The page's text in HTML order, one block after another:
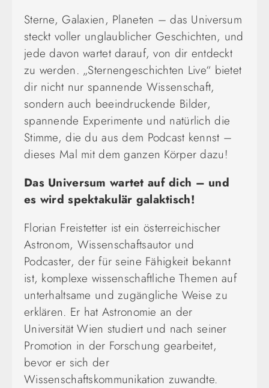
Sterne, Galaxien, Planeten – das Universum
steckt voller unglaublicher Geschichten, und
jede davon wartet darauf, von dir entdeckt
zu werden. „Sternengeschichten Live“ bietet
dir nicht nur spannende Wissenschaft,
sondern auch beeindruckende Bilder,
spannende Experimente und natürlich die
Stimme, die du aus dem Podcast kennst –
dieses Mal mit dem ganzen Körper dazu!
Das Universum wartet auf dich – und
es wird spektakulär galaktisch!
Florian Freistetter ist ein österreichischer
Astronom, Wissenschaftsautor und
Podcaster, der für seine Fähigkeit bekannt
ist, komplexe wissenschaftliche Themen auf
unterhaltsame und zugängliche Weise zu
erklären. Er hat Astronomie an der
Universität Wien studiert und nach seiner
Promotion in der Forschung gearbeitet,
bevor er sich der
Wissenschaftskommunikation zuwandte.